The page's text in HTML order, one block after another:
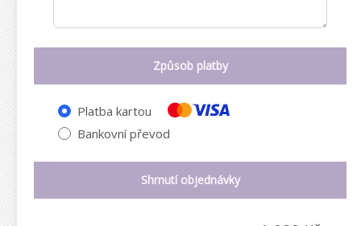
Způsob platby
Platba kartou
Bankovní převod
Shrnutí objednávky